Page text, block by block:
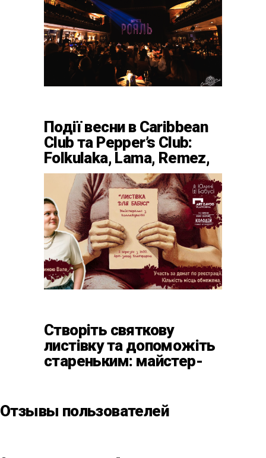
Події весни в Caribbean
Club та Pepper’s Club:
Folkulaka, Lama, Remez,
вар’єте «Рояль» і
триб’ют-шоу
Створіть святкову
листівку та допоможіть
стареньким: майстер-
Платформа»
Отзывы пользователей